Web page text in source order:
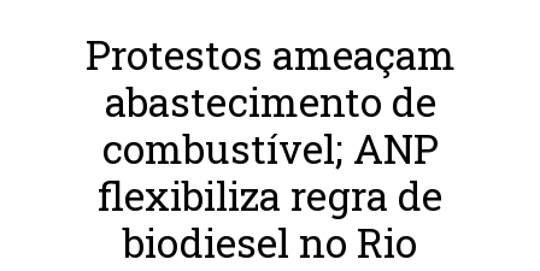
Protestos ameaçam
abastecimento de
combustível; ANP
flexibiliza regra de
biodiesel no Rio